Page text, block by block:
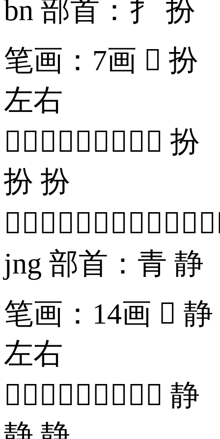
bn 部首：扌 扮
笔画：7画  扮
左右
 扮
扮 扮
jng 部首：青 静
笔画：14画  静
左右
 静